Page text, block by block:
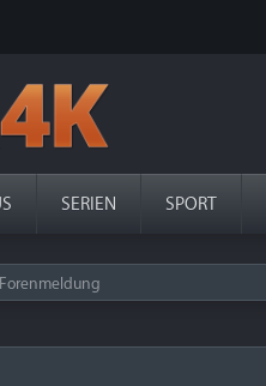
SERIEN SPORT
Forenmeldung